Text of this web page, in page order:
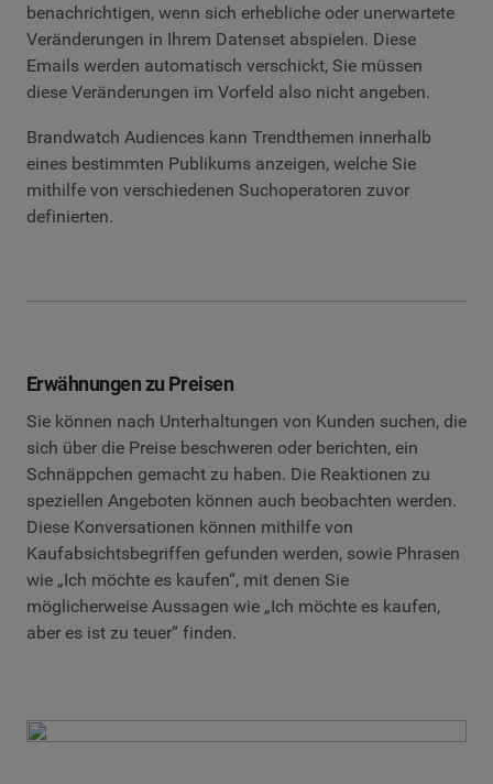
benachrichtigen, wenn sich erhebliche oder unerwartete
Veränderungen in Ihrem Datenset abspielen. Diese
Emails werden automatisch verschickt, Sie müssen
diese Veränderungen im Vorfeld also nicht angeben.
Brandwatch Audiences kann Trendthemen innerhalb
eines bestimmten Publikums anzeigen, welche Sie
mithilfe von verschiedenen Suchoperatoren zuvor
definierten.
Erwähnungen zu Preisen
Sie können nach Unterhaltungen von Kunden suchen, die
sich über die Preise beschweren oder berichten, ein
Schnäppchen gemacht zu haben. Die Reaktionen zu
speziellen Angeboten können auch beobachten werden.
Diese Konversationen können mithilfe von
Kaufabsichtsbegriffen gefunden werden, sowie Phrasen
wie „Ich möchte es kaufen“, mit denen Sie
möglicherweise Aussagen wie „Ich möchte es kaufen,
aber es ist zu teuer“ finden.